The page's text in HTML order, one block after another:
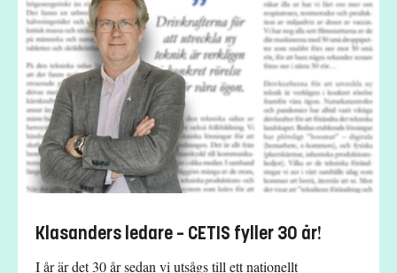
Klasanders ledare – CETIS fyller 30 år!
I år är det 30 år sedan vi utsågs till ett nationellt